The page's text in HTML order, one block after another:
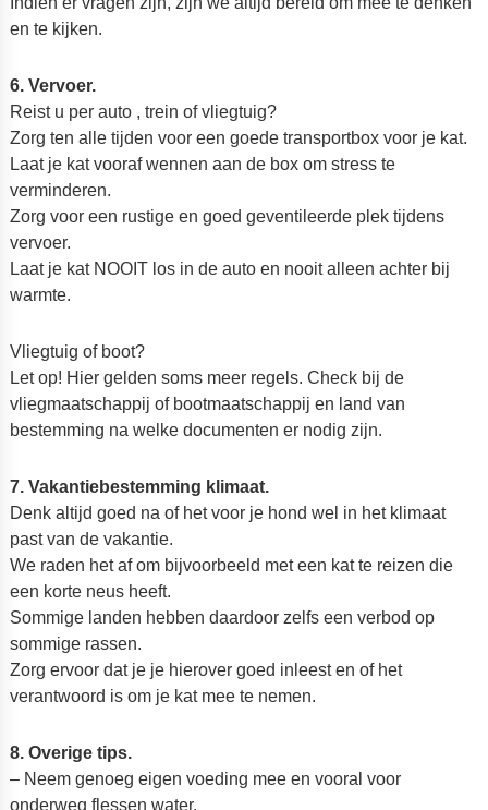
en te kijken.
6. Vervoer.
Reist u per auto , trein of vliegtuig?
Zorg ten alle tijden voor een goede transportbox voor je kat.
Laat je kat vooraf wennen aan de box om stress te
verminderen.
Zorg voor een rustige en goed geventileerde plek tijdens
vervoer.
Laat je kat NOOIT los in de auto en nooit alleen achter bij
warmte.
Vliegtuig of boot?
Let op! Hier gelden soms meer regels. Check bij de
vliegmaatschappij of bootmaatschappij en land van
bestemming na welke documenten er nodig zijn.
7. Vakantiebestemming klimaat.
Denk altijd goed na of het voor je hond wel in het klimaat
past van de vakantie.
We raden het af om bijvoorbeeld met een kat te reizen die
een korte neus heeft.
Sommige landen hebben daardoor zelfs een verbod op
sommige rassen.
Zorg ervoor dat je je hierover goed inleest en of het
verantwoord is om je kat mee te nemen.
8. Overige tips.
– Neem genoeg eigen voeding mee en vooral voor
onderweg flessen water.